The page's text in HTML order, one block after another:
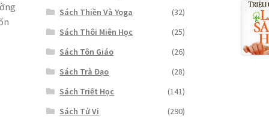
Sách Thiền Và Yoga
(32)
Sách Thôi Miên Học
(25)
Sách Tôn Giáo
(26)
Sách Trà Đạo
(28)
Sách Triết Học
(141)
Sách Tử Vi
(290)